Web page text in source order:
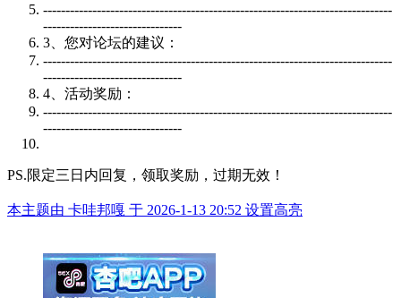
------------------------------------------------------------------------------
-------------------------------
3、您对论坛的建议：
------------------------------------------------------------------------------
-------------------------------
4、活动奖励：
------------------------------------------------------------------------------
-------------------------------
PS.限定三日内回复，领取奖励，过期无效！
本主题由 卡哇邦嘎 于 2026-1-13 20:52 设置高亮